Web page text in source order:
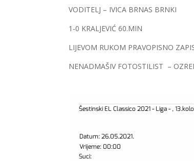
VODITELJ – IVICA BRNAS BRNKI
1-0 KRALJEVIĆ 60.MIN
LIJEVOM RUKOM PRAVOPISNO
NENADMAŠIV FOTOSTILIST –